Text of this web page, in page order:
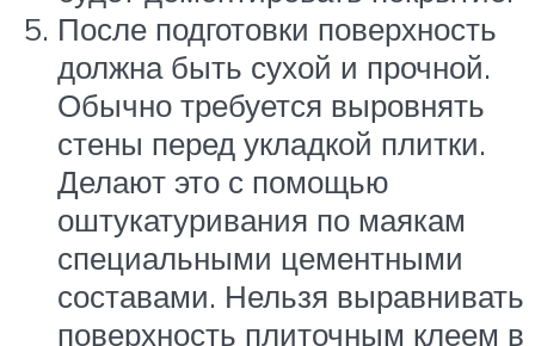
После подготовки поверхность
должна быть сухой и прочной.
Обычно требуется выровнять
стены перед укладкой плитки.
Делают это с помощью
оштукатуривания по маякам
специальными цементными
составами. Нельзя выравнивать
поверхность плиточным клеем в